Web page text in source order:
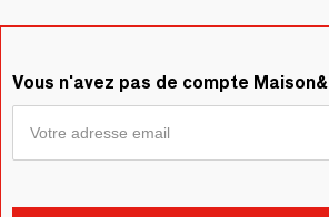
Vous n'avez pas de compte